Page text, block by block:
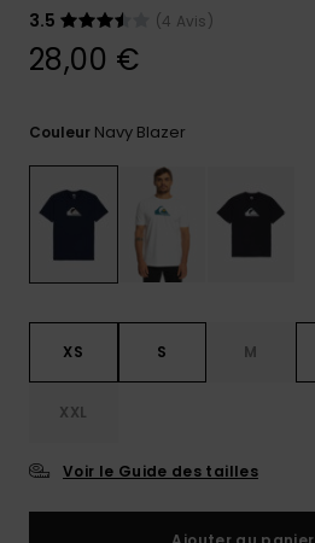
Démarrer
réponses
questions
les plus
fréquentes
et notre
formulaire
contact.
Consulter
la FAQ
3.5
(4 Avis)
28,00 €
Couleur Navy Blazer
XS S M
XXL
Voir le Guide des tailles